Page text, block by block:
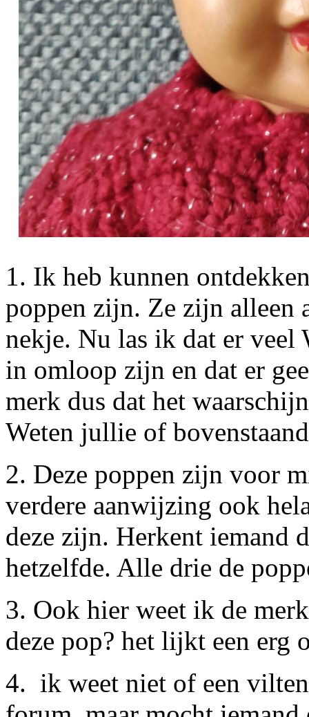
1. Ik heb kunnen
poppen zijn. Ze zijn alleen
nekje. Nu las ik dat er veel
in omloop zijn en dat er
merk dus dat het
Weten jullie of
2. Deze poppen zijn voor
verdere aanwijzing ook
deze zijn. Herkent iemand
hetzelfde. Alle drie de
3. Ook hier weet ik de
deze pop? het lijkt een erg
4. ik weet niet of een